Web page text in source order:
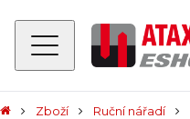
Zboží Ruční nářadí